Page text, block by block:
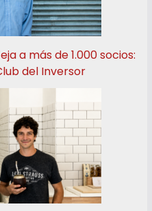
a más de 1.000 socios:
del Inversor